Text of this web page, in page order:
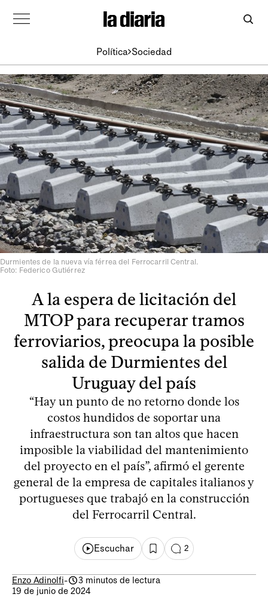
Política Sociedad
Durmientes de la nueva vía férrea del Ferrocarril Central.
Foto: Federico Gutiérrez
A la espera de licitación del
MTOP para recuperar tramos
ferroviarios, preocupa la posible
salida de Durmientes del
Uruguay del país
“Hay un punto de no retorno donde los
costos hundidos de soportar una
infraestructura son tan altos que hacen
imposible la viabilidad del mantenimiento
del proyecto en el país”, afirmó el gerente
general de la empresa de capitales italianos y
portugueses que trabajó en la construcción
del Ferrocarril Central.
Escuchar 2
Enzo Adinolfi-
3 minutos de lectura
19 de junio de 2024